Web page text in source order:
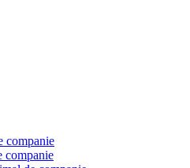
companie
companie